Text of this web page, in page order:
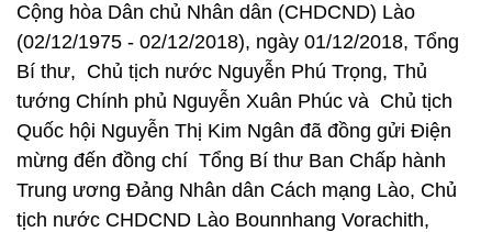
Cộng hòa Dân chủ Nhân dân (CHDCND) Lào
(02/12/1975 - 02/12/2018), ngày 01/12/2018, Tổng
Bí thư, Chủ tịch nước Nguyễn Phú Trọng, Thủ
tướng Chính phủ Nguyễn Xuân Phúc và Chủ tịch
Quốc hội Nguyễn Thị Kim Ngân đã đồng gửi Điện
mừng đến đồng chí Tổng Bí thư Ban Chấp hành
Trung ương Đảng Nhân dân Cách mạng Lào, Chủ
tịch nước CHDCND Lào Bounnhang Vorachith,